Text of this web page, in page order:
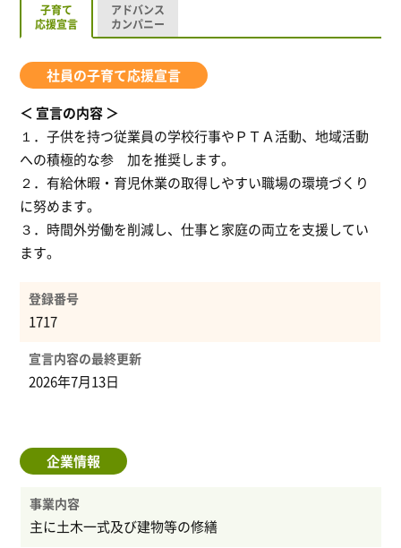
子育て
応援宣言
アドバンス
カンパニー
社員の子育て応援宣言
宣言の内容
１．子供を持つ従業員の学校行事やＰＴＡ活動、地域活動
への積極的な参 加を推奨します。
２．有給休暇・育児休業の取得しやすい職場の環境づくり
に努めます。
３．時間外労働を削減し、仕事と家庭の両立を支援してい
ます。
登録番号
1717
宣言内容の最終更新
2026年7月13日
企業情報
事業内容
主に土木一式及び建物等の修繕